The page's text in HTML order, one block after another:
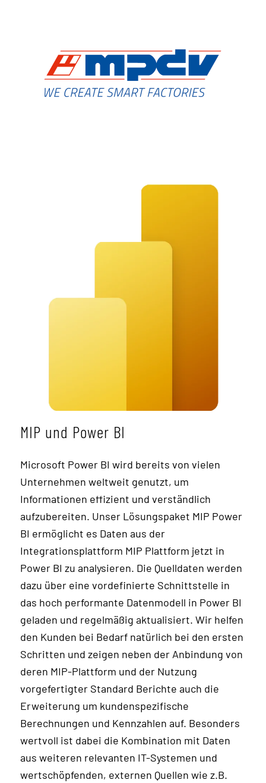
MIP und Power BI
Microsoft Power BI wird bereits von vielen
Unternehmen weltweit genutzt, um
Informationen effizient und verständlich
aufzubereiten. Unser Lösungspaket MIP Power
BI ermöglicht es Daten aus der
Integrationsplattform MIP Plattform jetzt in
Power BI zu analysieren. Die Quelldaten werden
dazu über eine vordefinierte Schnittstelle in
das hoch performante Datenmodell in Power BI
geladen und regelmäßig aktualisiert. Wir helfen
den Kunden bei Bedarf natürlich bei den ersten
Schritten und zeigen neben der Anbindung von
deren MIP-Plattform und der Nutzung
vorgefertigter Standard Berichte auch die
Erweiterung um kundenspezifische
Berechnungen und Kennzahlen auf. Besonders
wertvoll ist dabei die Kombination mit Daten
aus weiteren relevanten IT-Systemen und
wertschöpfenden, externen Quellen wie z.B.